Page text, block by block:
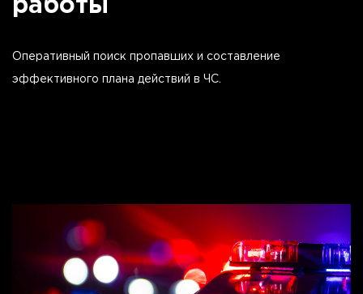
работы
Оперативный поиск пропавших и составление
эффективного плана действий в ЧС.